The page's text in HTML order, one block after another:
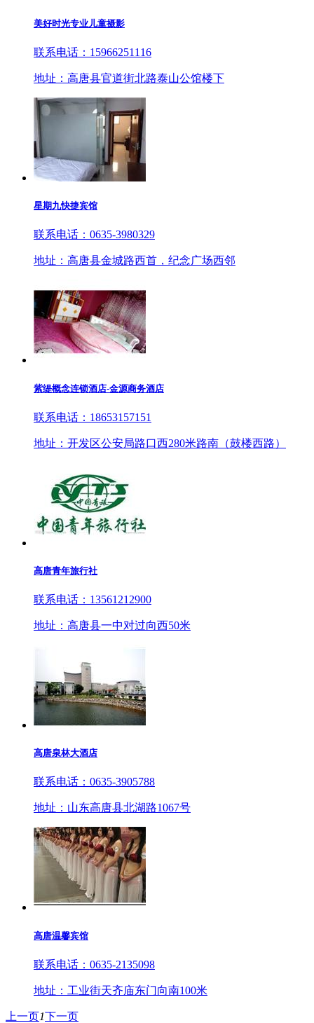
美好时光专业儿童摄影
联系电话：15966251116
地址：高唐县官道街北路泰山公馆楼下
星期九快捷宾馆
联系电话：0635-3980329
地址：高唐县金城路西首，纪念广场西邻
紫缇概念连锁酒店-金源商务酒店
联系电话：18653157151
地址：开发区公安局路口西280米路南（鼓楼西路）
高唐青年旅行社
联系电话：13561212900
地址：高唐县一中对过向西50米
高唐泉林大酒店
联系电话：0635-3905788
地址：山东高唐县北湖路1067号
高唐温馨宾馆
联系电话：0635-2135098
地址：工业街天齐庙东门向南100米
上一页1下一页